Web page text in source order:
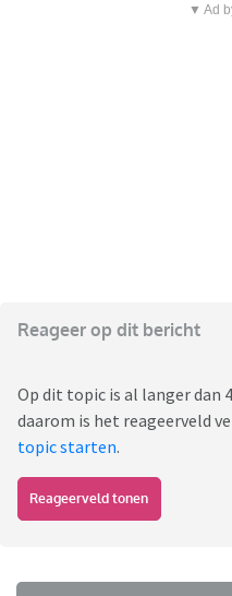
▼ Ad
Reageer op dit bericht
Op dit topic is al langer dan
daarom is het reageerveld
topic starten.
Reageerveld tonen